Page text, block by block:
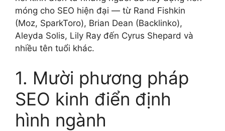
móng cho SEO hiện đại — từ Rand Fishkin
(Moz, SparkToro), Brian Dean (Backlinko),
Aleyda Solis, Lily Ray đến Cyrus Shepard và
nhiều tên tuổi khác.
1. Mười phương pháp
SEO kinh điển định
hình ngành